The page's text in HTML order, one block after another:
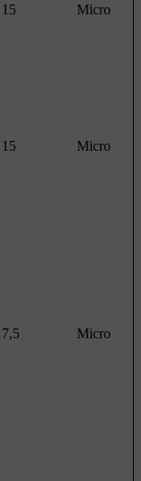
15 Micro
15 Micro
7,5 Micro